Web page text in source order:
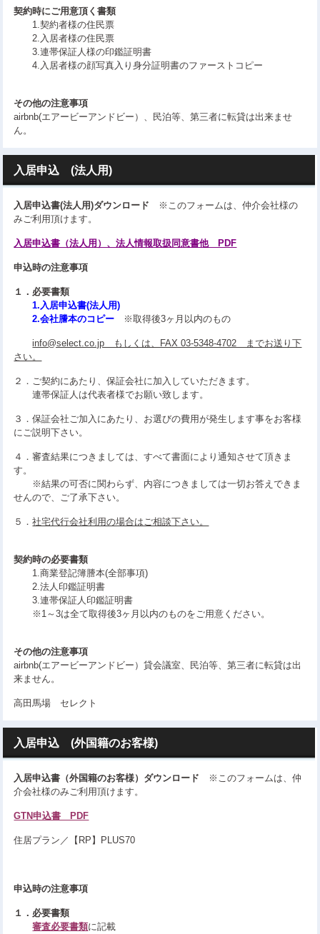
契約時にご用意頂く書類
1.契約者様の住民票
2.入居者様の住民票
3.連帯保証人様の印鑑証明書
4.入居者様の顔写真入り身分証明書のファーストコピー
その他の注意事項
airbnb(エアービーアンドビー）、民泊等、第三者に転貸は出来ませ
ん。
入居申込 (法人用)
入居申込書(法人用)ダウンロード ※このフォームは、仲介会社様の
みご利用頂けます。
入居申込書（法人用）、法人情報取扱同意書他 PDF
申込時の注意事項
１．必要書類
1.入居申込書(法人用)
2.会社謄本のコピー ※取得後3ヶ月以内のもの
info@select.co.jp もしくは、FAX 03-5348-4702 までお送り下
さい。
２．ご契約にあたり、保証会社に加入していただきます。
連帯保証人は代表者様でお願い致します。
３．保証会社ご加入にあたり、お選びの費用が発生します事をお客様
にご説明下さい。
４．審査結果につきましては、すべて書面により通知させて頂きま
す。
※結果の可否に関わらず、内容につきましては一切お答えできま
せんので、ご了承下さい。
５．社宅代行会社利用の場合はご相談下さい。
契約時の必要書類
1.商業登記簿謄本(全部事項)
2.法人印鑑証明書
3.連帯保証人印鑑証明書
※1～3は全て取得後3ヶ月以内のものをご用意ください。
その他の注意事項
airbnb(エアービーアンドビー）貸会議室、民泊等、第三者に転貸は出
来ません。
高田馬場 セレクト
入居申込 (外国籍のお客様)
入居申込書（外国籍のお客様）ダウンロード ※このフォームは、仲
介会社様のみご利用頂けます。
GTN申込書 PDF
住居プラン／【RP】PLUS70
申込時の注意事項
１．必要書類
審査必要書類に記載